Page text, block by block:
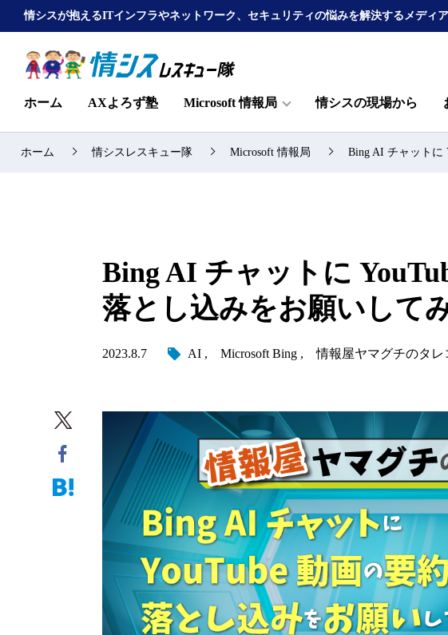
情シスが抱えるITインフラやネットワーク、セキュリティの悩みを解決するメディ
ホーム AXよろず塾 Microsoft 情報局 情シスの現場から
ホーム 情シスレスキュー隊 Microsoft 情報局 Bing AI チャットに
Bing AI チャットに
落とし込みをお願いして
2023.8.7 AI Microsoft Bing 情報屋ヤマグチのタレ